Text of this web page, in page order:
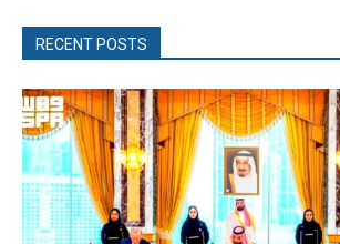
RECENT POSTS